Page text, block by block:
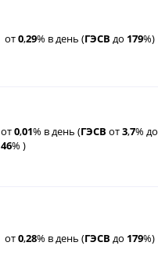
от0,29% в день (ГЭСВ до 179%)
от0,01% в день (ГЭСВ от3,7% до
46% )
от0,28% в день (ГЭСВ до 179%)